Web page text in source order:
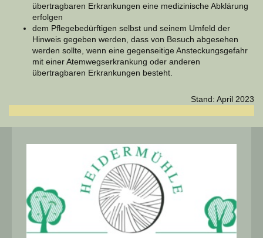
übertragbaren Erkrankungen eine medizinische Abklärung
erfolgen
dem Pflegebedürftigen selbst und seinem Umfeld der
Hinweis gegeben werden, dass von Besuch abgesehen
werden sollte, wenn eine gegenseitige Ansteckungsgefahr
mit einer Atemwegserkrankung oder anderen
übertragbaren Erkrankungen besteht.
Stand: April 2023